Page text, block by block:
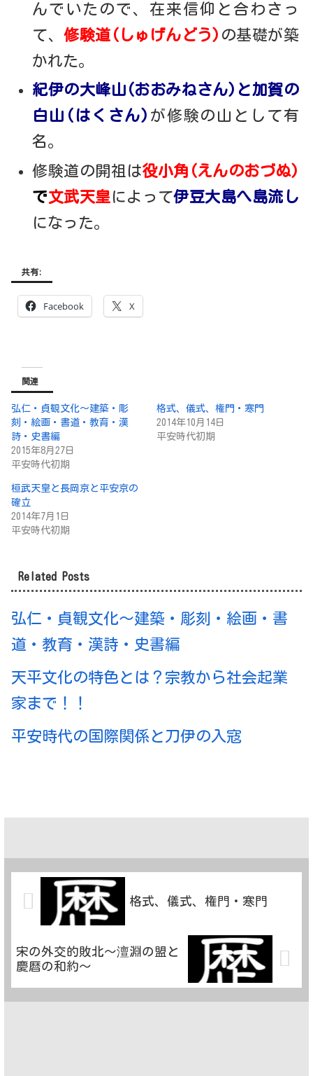
んでいたので、在来信仰と合わさっ
て、修験道(しゅげんどう) の基礎が築
かれた。
紀伊の大峰山(おおみねさん)と加賀の
白山(はくさん) が修験の山として有
名。
修験道の開祖は役小角(えんのおづぬ)
で文武天皇によって伊豆大島へ島流し
になった。
共有:
Facebook X
関連
弘仁・貞観文化～建築・彫
刻・絵画・書道・教育・漢
詩・史書編
2015年8月27日
平安時代初期
格式、儀式、権門・寒門
2014年10月14日
平安時代初期
桓武天皇と長岡京と平安京の
確立
2014年7月1日
平安時代初期
Related Posts
弘仁・貞観文化～建築・彫刻・絵画・書
道・教育・漢詩・史書編
天平文化の特色とは？宗教から社会起業
家まで！！
平安時代の国際関係と刀伊の入寇
格式、儀式、権門・寒門
宋の外交的敗北～澶淵の盟と
慶暦の和約～